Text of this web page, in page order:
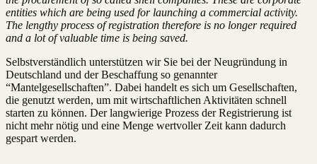
entities which are being used for launching a commercial activity.
The lengthy process of registration therefore is no longer required
and a lot of valuable time is being saved.
Selbstverständlich unterstützen wir Sie bei der Neugründung in
Deutschland und der Beschaffung so genannter
“Mantelgesellschaften”. Dabei handelt es sich um Gesellschaften,
die genutzt werden, um mit wirtschaftlichen Aktivitäten schnell
starten zu können. Der langwierige Prozess der Registrierung ist
nicht mehr nötig und eine Menge wertvoller Zeit kann dadurch
gespart werden.